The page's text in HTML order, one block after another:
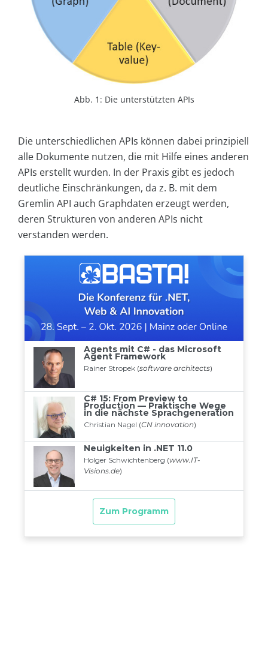
Abb. 1: Die unterstützten APIs
Die unterschiedlichen APIs können dabei prinzipiell
alle Dokumente nutzen, die mit Hilfe eines anderen
APIs erstellt wurden. In der Praxis gibt es jedoch
deutliche Einschränkungen, da z. B. mit dem
Gremlin API auch Graphdaten erzeugt werden,
deren Strukturen von anderen APIs nicht
verstanden werden.